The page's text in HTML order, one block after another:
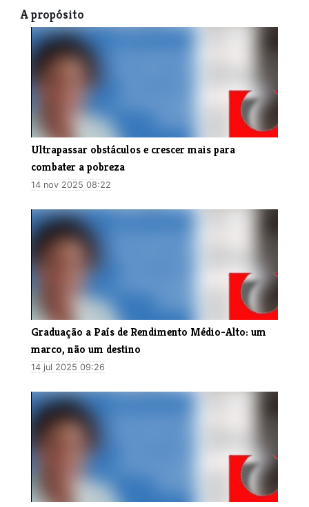
A propósito
Ultrapassar obstáculos e crescer mais para
combater a pobreza
14 nov 2025 08:22
Graduação a País de Rendimento Médio-Alto: um
marco, não um destino
14 jul 2025 09:26